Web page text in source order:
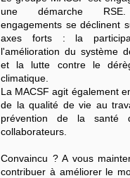
une démarche
engagements se déclinent
axes forts : la
l'amélioration du système
et la lutte contre le
climatique.
La MACSF agit également
de la qualité de vie au
prévention de la santé
collaborateurs.
Convaincu ? A vous
contribuer à améliorer le